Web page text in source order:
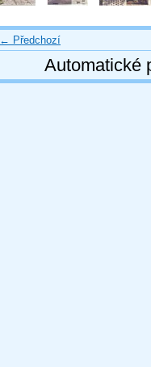
← Předchozí
Automatické